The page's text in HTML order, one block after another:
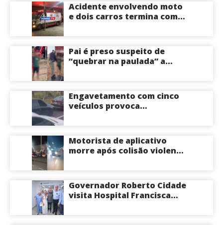
Acidente envolvendo moto
e dois carros termina com
Pai é preso suspeito de
“quebrar na paulada” a
Itacoatiara: “batia para
corrigir e educar”; veja
vídeo
Engavetamento com cinco
veículos provoca
Manaus
Motorista de aplicativo
morre após colisão violenta
Governador Roberto Cidade
visita Hospital Francisca